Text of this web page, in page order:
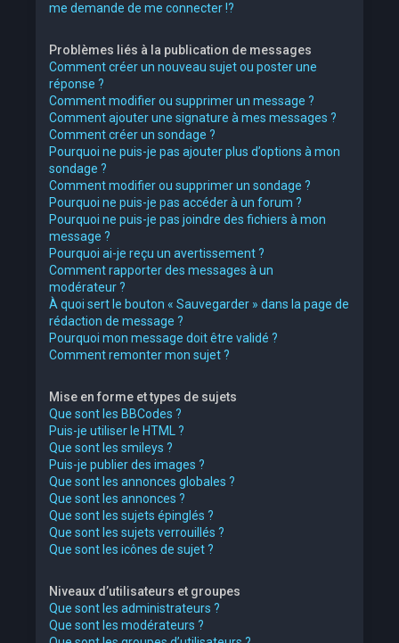
me demande de me connecter !?
Problèmes liés à la publication de messages
Comment créer un nouveau sujet ou poster une
réponse ?
Comment modifier ou supprimer un message ?
Comment ajouter une signature à mes messages ?
Comment créer un sondage ?
Pourquoi ne puis-je pas ajouter plus d’options à mon
sondage ?
Comment modifier ou supprimer un sondage ?
Pourquoi ne puis-je pas accéder à un forum ?
Pourquoi ne puis-je pas joindre des fichiers à mon
message ?
Pourquoi ai-je reçu un avertissement ?
Comment rapporter des messages à un
modérateur ?
À quoi sert le bouton « Sauvegarder » dans la page de
rédaction de message ?
Pourquoi mon message doit être validé ?
Comment remonter mon sujet ?
Mise en forme et types de sujets
Que sont les BBCodes ?
Puis-je utiliser le HTML ?
Que sont les smileys ?
Puis-je publier des images ?
Que sont les annonces globales ?
Que sont les annonces ?
Que sont les sujets épinglés ?
Que sont les sujets verrouillés ?
Que sont les icônes de sujet ?
Niveaux d’utilisateurs et groupes
Que sont les administrateurs ?
Que sont les modérateurs ?